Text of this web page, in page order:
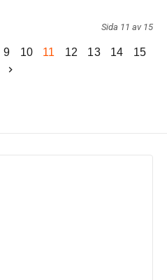
Sida 11 av 15
9 10 11 12 13 14 15